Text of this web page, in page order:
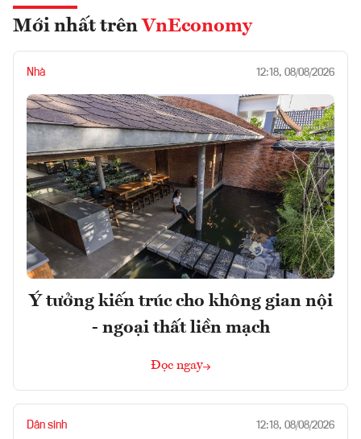
Mới nhất trên VnEconomy
Nhà 12:18, 08/08/2026
Ý tưởng kiến trúc cho không gian nội
- ngoại thất liền mạch
Đọc ngay
Dân sinh 12:18, 08/08/2026